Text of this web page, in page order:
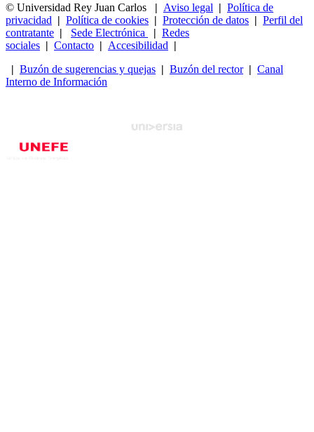
© Universidad Rey Juan Carlos
| Aviso legal | Política de
privacidad | Política de cookies | Protección de datos | Perfil del
contratante | Sede Electrónica | Redes
sociales | Contacto | Accesibilidad |
| Buzón de sugerencias y quejas | Buzón del rector| Canal
Interno de Información